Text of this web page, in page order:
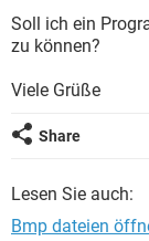
Soll ich ein
zu können?
Viele Grüße
Share
Lesen Sie auch:
Bmp dateien